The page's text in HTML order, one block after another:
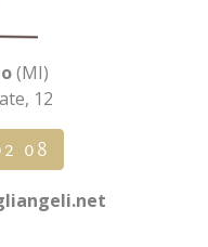
(MI)
12
08